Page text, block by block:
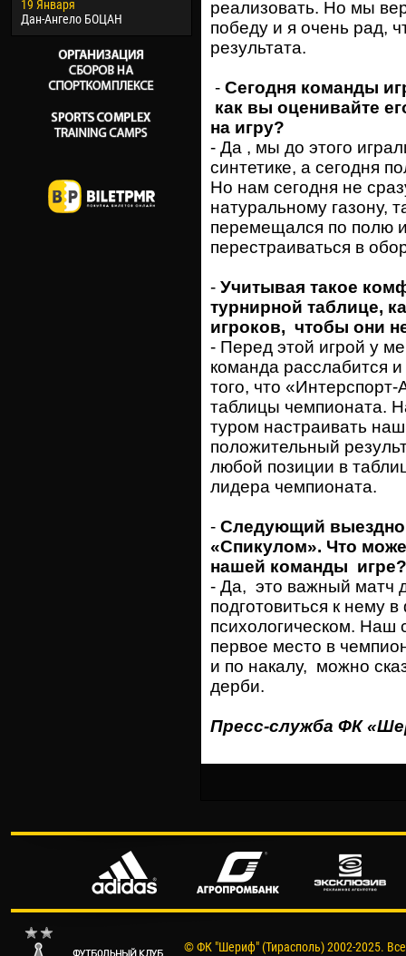
19 Января
Дан-Ангело БОЦАН
28 Марта
Раи ЛОПЕС ДЕ ОЛИВЕЙРА
реализовать. Но мы
победу и я очень рад,
результата.
- Сегодня команды
как вы оценивайте
на игру?
- Да , мы до этого
синтетике, а сегодня
Но нам сегодня не
натуральному газону,
перемещался по полю
перестраиваться в
- Учитывая такое
турнирной таблице,
игроков, чтобы они
- Перед этой игрой у
команда расслабится
того, что
таблицы чемпионата.
туром настраивать
положительный
любой позиции в
лидера чемпионата.
- Следующий
«Спикулом». Что
нашей команды игре?
- Да, это важный матч
подготовиться к нему
психологическом. Наш
первое место в
и по накалу, можно
дерби.
Пресс-служба ФК
© ФК "Шериф" (Тирасполь) 2002-2025.